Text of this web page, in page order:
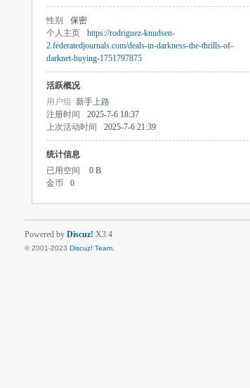
性别 保密
个人主页
https://rodriguez-knudsen-
2.federatedjournals.com/deals-in-darkness-the-thrills-of-
darknet-buying-1751797875
活跃概况
用户组 新手上路
注册时间
2025-7-6 18:37
上次活动时间
2025-7-6 21:39
统计信息
已用空间
0 B
金币
0
Powered by Discuz! X3.4
© 2001-2023 Discuz! Team